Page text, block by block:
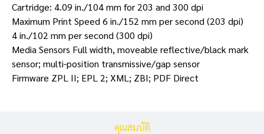
คุณสมบัติ
Cartridge: 4.09 in./104 mm for 203 and 300 dpi
Maximum Print Speed 6 in./152 mm per second (203 dpi)
4 in./102 mm per second (300 dpi)
Media Sensors Full width, moveable reflective/black mark
sensor; multi-position transmissive/gap sensor
Firmware ZPL II; EPL 2; XML; ZBI; PDF Direct